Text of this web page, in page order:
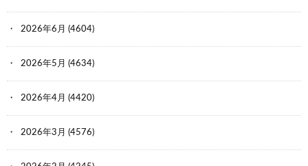
2026年6月 (4604)
2026年5月 (4634)
2026年4月 (4420)
2026年3月 (4576)